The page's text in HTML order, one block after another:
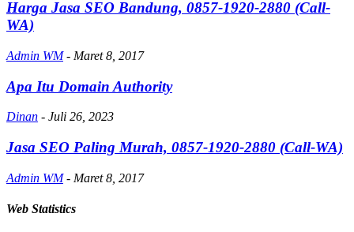
Harga Jasa SEO Bandung, 0857-1920-2880 (Call-
WA)
Admin WM - Maret 8, 2017
Apa Itu Domain Authority
Dinan - Juli 26, 2023
Jasa SEO Paling Murah, 0857-1920-2880 (Call-WA)
Admin WM - Maret 8, 2017
Web Statistics